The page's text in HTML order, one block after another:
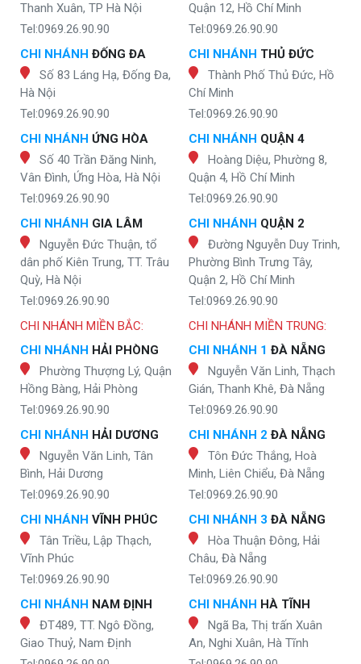
Thanh Xuân, TP Hà Nội
Tel:0969.26.90.90
CHI NHÁNH ĐỐNG ĐA
Số 83 Láng Hạ, Đống Đa,
Hà Nội
Tel:0969.26.90.90
CHI NHÁNH ỨNG HÒA
Số 40 Trần Đăng Ninh,
Vân Đình, Ứng Hòa, Hà Nội
Tel:0969.26.90.90
CHI NHÁNH GIA LÂM
Nguyễn Đức Thuận, tổ
dân phố Kiên Trung, TT. Trâu
Quỳ, Hà Nội
Tel:0969.26.90.90
Quận 12, Hồ Chí Minh
Tel:0969.26.90.90
CHI NHÁNH THỦ ĐỨC
Thành Phố Thủ Đức, Hồ
Chí Minh
Tel:0969.26.90.90
CHI NHÁNH QUẬN 4
Hoàng Diệu, Phường 8,
Quận 4, Hồ Chí Minh
Tel:0969.26.90.90
CHI NHÁNH QUẬN 2
Đường Nguyễn Duy Trinh,
Phường Bình Trưng Tây,
Quận 2, Hồ Chí Minh
Tel:0969.26.90.90
CHI NHÁNH MIỀN BẮC:
CHI NHÁNH HẢI PHÒNG
Phường Thượng Lý, Quận
Hồng Bàng, Hải Phòng
Tel:0969.26.90.90
CHI NHÁNH HẢI DƯƠNG
Nguyễn Văn Linh, Tân
Bình, Hải Dương
Tel:0969.26.90.90
CHI NHÁNH VĨNH PHÚC
Tân Triều, Lập Thạch,
Vĩnh Phúc
Tel:0969.26.90.90
CHI NHÁNH NAM ĐỊNH
ĐT489, TT. Ngô Đồng,
Giao Thuỷ, Nam Định
CHI NHÁNH MIỀN TRUNG:
CHI NHÁNH 1 ĐÀ NẴNG
Nguyễn Văn Linh, Thạch
Gián, Thanh Khê, Đà Nẵng
Tel:0969.26.90.90
CHI NHÁNH 2 ĐÀ NẴNG
Tôn Đức Thắng, Hoà
Minh, Liên Chiểu, Đà Nẵng
Tel:0969.26.90.90
CHI NHÁNH 3 ĐÀ NẴNG
Hòa Thuận Đông, Hải
Châu, Đà Nẵng
Tel:0969.26.90.90
CHI NHÁNH HÀ TĨNH
Ngã Ba, Thị trấn Xuân
An, Nghi Xuân, Hà Tĩnh